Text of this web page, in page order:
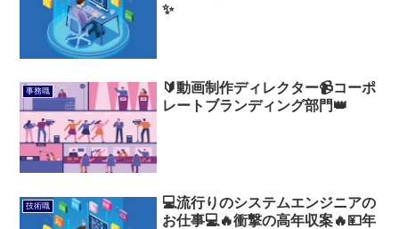
✨
事務職
🔰動画制作ディレクター📹コーポ
レートブランディング部門👑
技術職
💻流行りのシステムエンジニアの
お仕事💻🔥衝撃の高年収案🔥💴年